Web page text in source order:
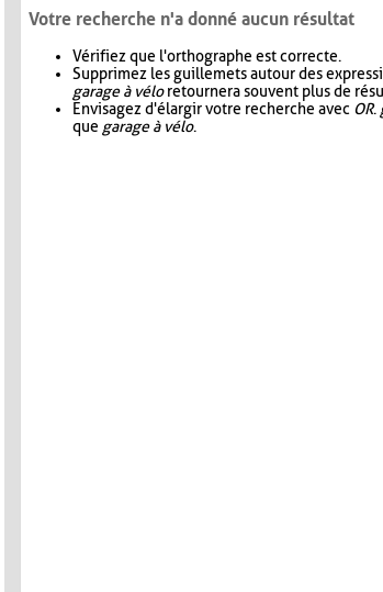
Votre recherche n'a donné aucun résultat
Vérifiez que l'orthographe est correcte.
Supprimez les guillemets autour des
garage à véloretournera souvent plus de
Envisagez d'élargir votre recherche avec OR.
que garage à vélo.